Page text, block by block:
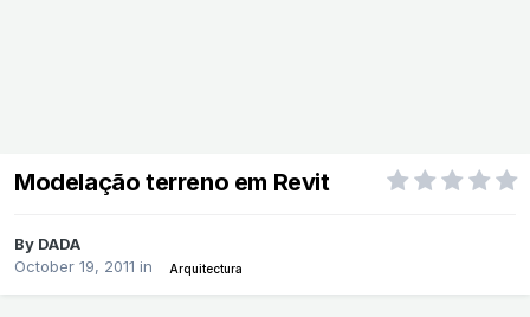
Modelação terreno em Revit
By DADA
October 19, 2011 in Arquitectura